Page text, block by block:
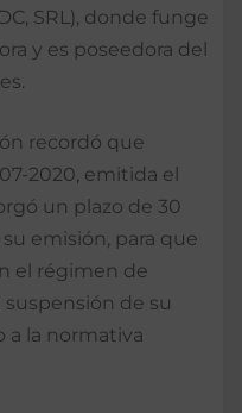
SRL), donde funge
y es poseedora del
recordó que
2020, emitida el
un plazo de 30
emisión, para que
el régimen de
de su
a la normativa